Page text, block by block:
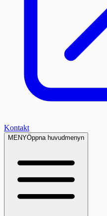
Kontakt
MENYÖppna huvudmenyn